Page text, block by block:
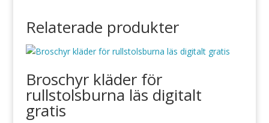
Relaterade produkter
Broschyr kläder för
rullstolsburna läs digitalt
gratis